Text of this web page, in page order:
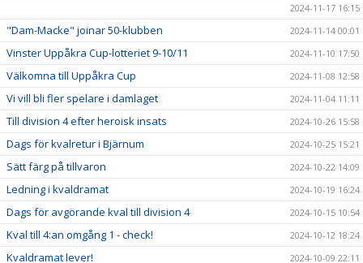
2024-11-17 16:15
"Dam-Macke" joinar 50-klubben 2024-11-14 00:01
Vinster Uppåkra Cup-lotteriet 9-10/11 2024-11-10 17:50
Välkomna till Uppåkra Cup 2024-11-08 12:58
Vi vill bli fler spelare i damlaget 2024-11-04 11:11
Till division 4 efter heroisk insats 2024-10-26 15:58
Dags för kvalretur i Bjärnum 2024-10-25 15:21
Sätt färg på tillvaron 2024-10-22 14:09
Ledning i kvaldramat 2024-10-19 16:24
Dags för avgörande kval till division 4 2024-10-15 10:54
Kval till 4:an omgång 1 - check! 2024-10-12 18:24
Kvaldramat lever! 2024-10-09 22:11